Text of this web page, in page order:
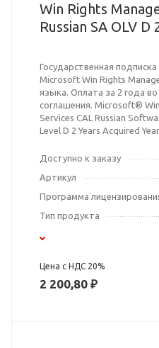
Win Rights
Russian SA OLV D
Государственная
Microsoft Win Rights
языка. Оплата за 2 года
соглашения. Microsoft®
Services CAL Russian
Level D 2 Years Acquired
Доступно к заказу
Артикул
Программа
Тип продукта
Цена с НДС 20%
2 200,80 ₽